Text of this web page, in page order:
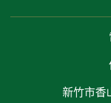
新竹市香